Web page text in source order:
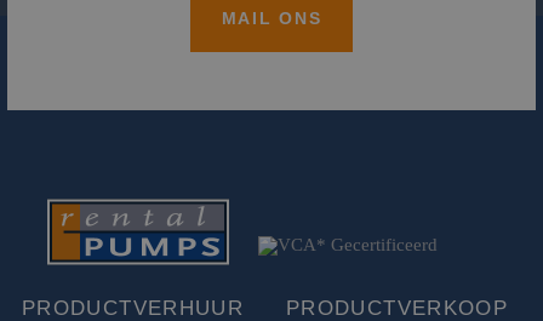
MAIL ONS
PRODUCTVERHUUR PRODUCTVERKOOP